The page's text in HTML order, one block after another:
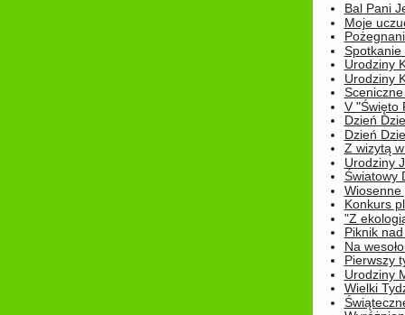
Bal Pani
Moje
Spotkanie
Urodziny
Urodziny
V "Święto
Dzień
Dzień
Z wizytą
Urodziny
Światowy
Wiosenne
Konkurs
"Z
Piknik
Na
Pierwszy
Urodziny
Wielki